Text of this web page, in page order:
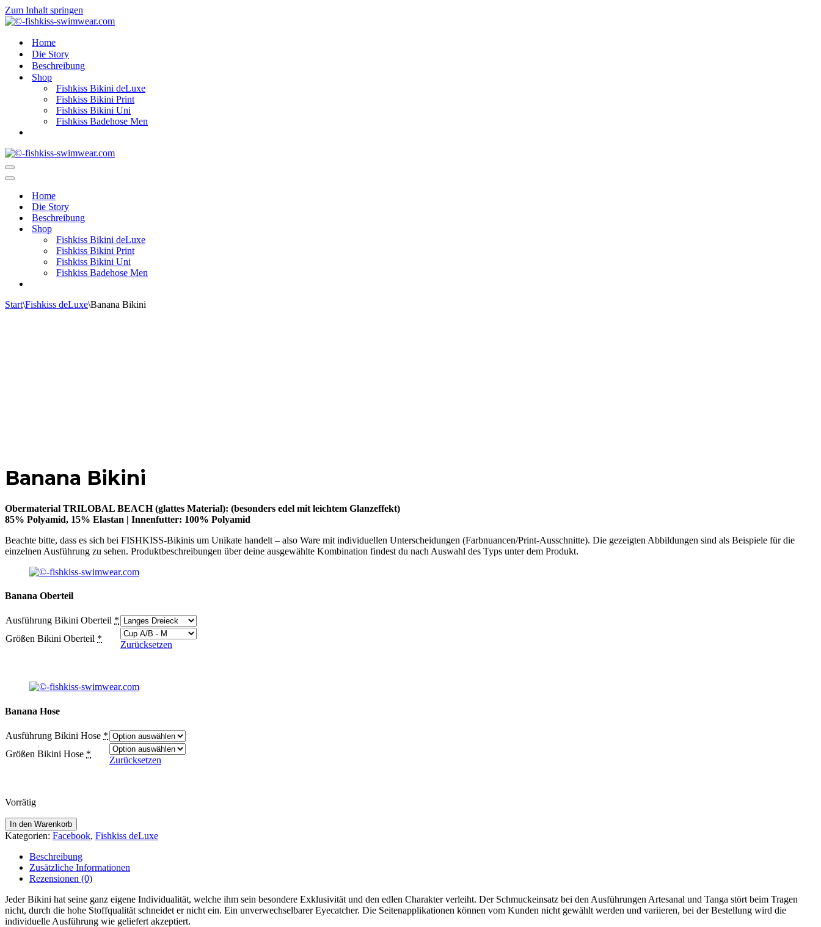
Zum Inhalt springen
Home
Die Story
Beschreibung
Shop
Fishkiss Bikini deLuxe
Fishkiss Bikini Print
Fishkiss Bikini Uni
Fishkiss Badehose Men
Navigationsmenü
Navigationsmenü
Home
Die Story
Beschreibung
Shop
Fishkiss Bikini deLuxe
Fishkiss Bikini Print
Fishkiss Bikini Uni
Fishkiss Badehose Men
Start\Fishkiss deLuxe\Banana Bikini
Banana Bikini
Obermaterial TRILOBAL BEACH (glattes Material): (besonders edel mit leichtem Glanzeffekt)
85% Polyamid, 15% Elastan | Innenfutter: 100% Polyamid
Beachte bitte, dass es sich bei FISHKISS-Bikinis um Unikate handelt – also Ware mit individuellen Unterscheidungen (Farbnuancen/Print-Ausschnitte). Die gezeigten Abbildungen sind als Beispiele für die
einzelnen Ausführung zu sehen. Produktbeschreibungen über deine ausgewählte Kombination findest du nach Auswahl des Typs unter dem Produkt.
Banana Oberteil
Ausführung Bikini Oberteil *
Größen Bikini Oberteil *
Zurücksetzen
Banana Hose
Ausführung Bikini Hose *
Größen Bikini Hose *
Zurücksetzen
Vorrätig
Banana
Bikini
Menge
In den Warenkorb
Kategorien: Facebook, Fishkiss deLuxe
Beschreibung
Zusätzliche Informationen
Rezensionen (0)
Jeder Bikini hat seine ganz eigene Individualität, welche ihm sein besondere Exklusivität und den edlen Charakter verleiht. Der Schmuckeinsatz bei den Ausführungen Artesanal und Tanga stört beim Tragen
nicht, durch die hohe Stoffqualität schneidet er nicht ein. Ein unverwechselbarer Eyecatcher. Die Seitenapplikationen können vom Kunden nicht gewählt werden und variieren, bei der Bestellung wird die
individuelle Ausführung wie geliefert akzeptiert.